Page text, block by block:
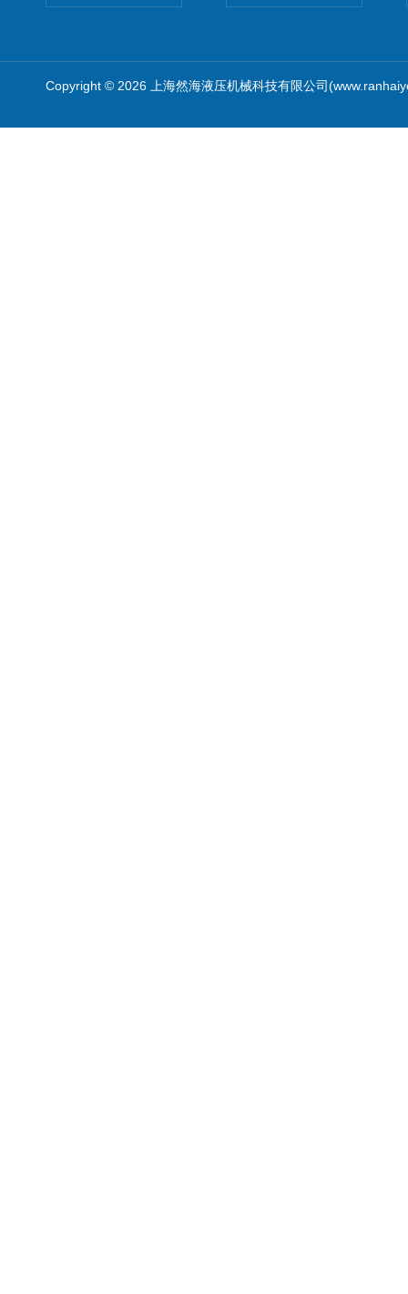
Copyright © 2026 上海然海液压机械科技有限公司